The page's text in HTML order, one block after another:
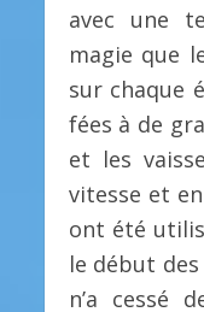
avec une
magie que
sur chaque
fées à de
et les
vitesse et
ont été
le début
n’a cessé